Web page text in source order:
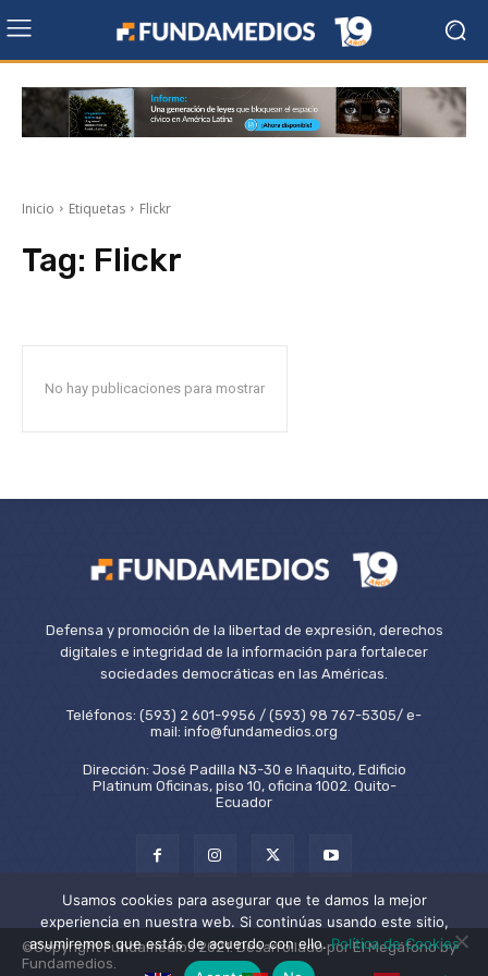
Inicio Etiquetas Flickr
Tag: Flickr
No hay publicaciones para mostrar
Defensa y promoción de la libertad de expresión, derechos
digitales e integridad de la información para fortalecer
sociedades democráticas en las Américas.
Teléfonos: (593) 2 601-9956 / (593) 98 767-5305/ e-
mail: info@fundamedios.org
Dirección: José Padilla N3-30 e Iñaquito, Edificio
Platinum Oficinas, piso 10, oficina 1002. Quito-
Ecuador
©Copyright Fundamedios 2021. Desarrollado por El Megáfono by
Fundamedios.
Usamos cookies para asegurar que te damos la mejor
experiencia en nuestra web. Si continúas usando este sitio,
asumiremos que estás de acuerdo con ello.Política de Cookies